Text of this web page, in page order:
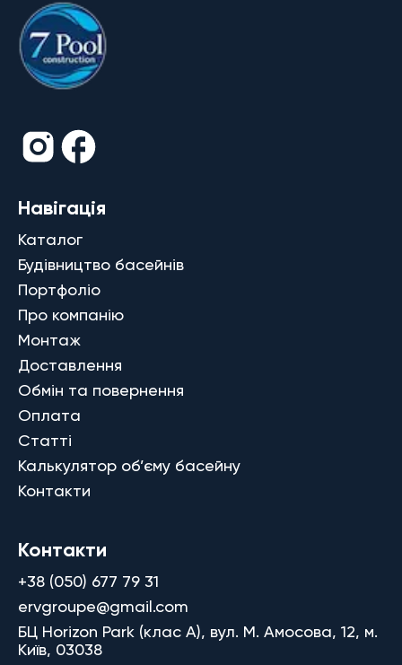
Навігація
Каталог
Будівництво басейнів
Портфоліо
Про компанію
Монтаж
Доставлення
Обмін та повернення
Оплата
Статті
Калькулятор об’єму басейну
Контакти
Контакти
+38 (050) 677 79 31
ervgroupe@gmail.com
БЦ Horizon Park (клас A), вул. М. Амосова, 12, м.
Київ, 03038